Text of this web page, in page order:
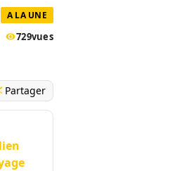
A LA UNE
729vues
Partager